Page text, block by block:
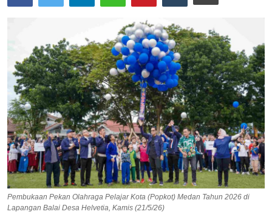
Pembukaan Pekan Olahraga Pelajar Kota (Popkot) Medan Tahun 2026 di
Lapangan Balai Desa Helvetia, Kamis (21/5/26)